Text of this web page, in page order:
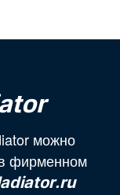
можно
фирменном